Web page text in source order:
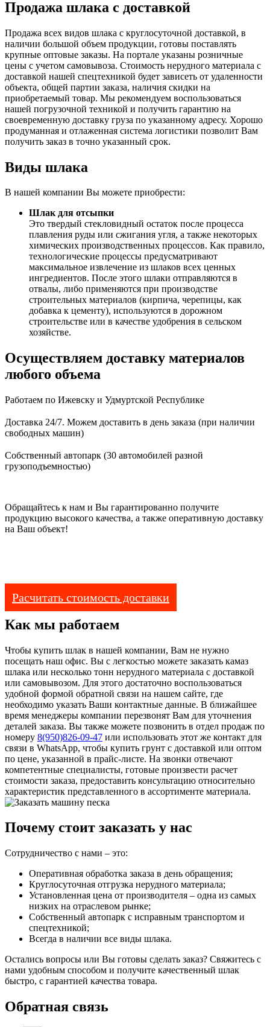
Продажа шлака с доставкой
Продажа всех видов шлака с круглосуточной доставкой, в
наличии большой объем продукции, готовы поставлять
крупные оптовые заказы. На портале указаны розничные
цены с учетом самовывоза. Стоимость нерудного материала с
доставкой нашей спецтехникой будет зависеть от удаленности
объекта, общей партии заказа, наличия скидки на
приобретаемый товар. Мы рекомендуем воспользоваться
нашей погрузочной техникой и получить гарантию на
своевременную доставку груза по указанному адресу. Хорошо
продуманная и отлаженная система логистики позволит Вам
получить заказ в точно указанный срок.
Виды шлака
В нашей компании Вы можете приобрести:
Шлак для отсыпки
Это твердый стекловидный остаток после процесса
плавления руды или сжигания угля, а также некоторых
химических производственных процессов. Как правило,
технологические процессы предусматривают
максимальное извлечение из шлаков всех ценных
ингредиентов. После этого шлаки отправляются в
отвалы, либо применяются при производстве
строительных материалов (кирпича, черепицы, как
добавка к цементу), используются в дорожном
строительстве или в качестве удобрения в сельском
хозяйстве.
Осуществляем доставку материалов
любого объема
Работаем по Ижевску и Удмуртской Республике
Доставка 24/7. Можем доставить в день заказа (при наличии
свободных машин)
Собственный автопарк (30 автомобилей разной
грузоподъемностью)
Обращайтесь к нам и Вы гарантированно получите
продукцию высокого качества, а также оперативную доставку
на Ваш объект!
Расчитать стоимость доставки
Как мы работаем
Чтобы купить шлак в нашей компании, Вам не нужно
посещать наш офис. Вы с легкостью можете заказать камаз
шлака или несколько тонн нерудного материала с доставкой
или самовывозом. Для этого достаточно воспользоваться
удобной формой обратной связи на нашем сайте, где
необходимо указать Ваши контактные данные. В ближайшее
время менеджеры компании перезвонят Вам для уточнения
деталей заказа. Вы также можете позвонить в отдел продаж по
номеру 8(950)826-09-47 или использовать этот же контакт для
связи в WhatsApp, чтобы купить грунт с доставкой или оптом
по цене, указанной в прайс-листе. На звонки отвечают
компетентные специалисты, готовые произвести расчет
стоимости заказа, предоставить консультацию относительно
характеристик представленного в ассортименте материала.
Почему стоит заказать у нас
Сотрудничество с нами – это:
Оперативная обработка заказа в день обращения;
Круглосуточная отгрузка нерудного материала;
Установленная цена от производителя – одна из самых
низких на отраслевом рынке;
Собственный автопарк с исправным транспортом и
спецтехникой;
Всегда в наличии все виды шлака.
Остались вопросы или Вы готовы сделать заказ? Свяжитесь с
нами удобным способом и получите качественный шлак
быстро, с гарантией качества товара.
Обратная связь